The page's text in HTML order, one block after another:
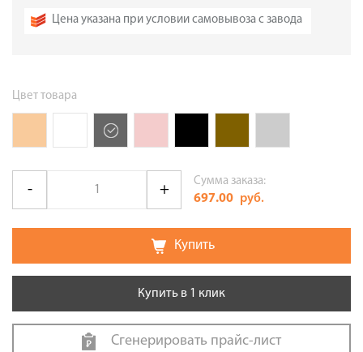
Цена указана при условии самовывоза с завода
Цвет товара
Сумма заказа:
697.00 руб.
Купить
Купить в 1 клик
Сгенерировать прайс-лист